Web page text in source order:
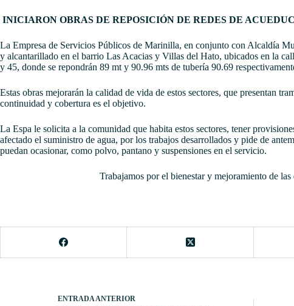
INICIARON OBRAS DE REPOSICIÓN DE REDES DE
La Empresa de Servicios Públicos de Marinilla, en conjunto con Alcaldía
y alcantarillado en el barrio Las Acacias y Villas del Hato, ubicados en la
y 45, donde se repondrán 89 mt y 90.96 mts de tubería 90.69
Estas obras mejorarán la calidad de vida de estos sectores, que presentan
continuidad y cobertura es el objetivo.
La Espa le solicita a la comunidad que habita estos sectores, tener
afectado el suministro de agua, por los trabajos desarrollados y pide de
puedan ocasionar, como polvo, pantano y suspensiones en el servicio.
Trabajamos por el bienestar y mejoramiento de
ENTRADAANTERIOR